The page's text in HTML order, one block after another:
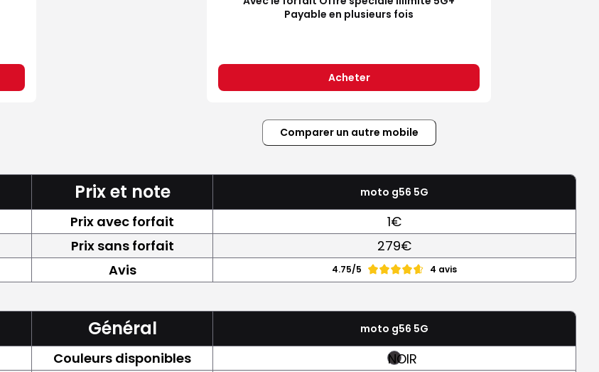
Payable en plusieurs fois
Acheter
Comparer un autre mobile
Prix et note moto g56 5G
Prix avec forfait
1€
Prix sans forfait 279€
Avis 4.75/5 4 avis
Général moto g56 5G
Couleurs disponibles NOIR